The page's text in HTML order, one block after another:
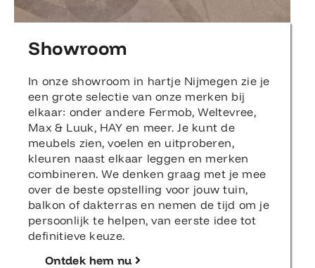
Showroom
In onze showroom in hartje Nijmegen zie je
een grote selectie van onze merken bij
elkaar: onder andere Fermob, Weltevree,
Max & Luuk, HAY en meer. Je kunt de
meubels zien, voelen en uitproberen,
kleuren naast elkaar leggen en merken
combineren. We denken graag met je mee
over de beste opstelling voor jouw tuin,
balkon of dakterras en nemen de tijd om je
persoonlijk te helpen, van eerste idee tot
definitieve keuze.
Ontdek hem nu